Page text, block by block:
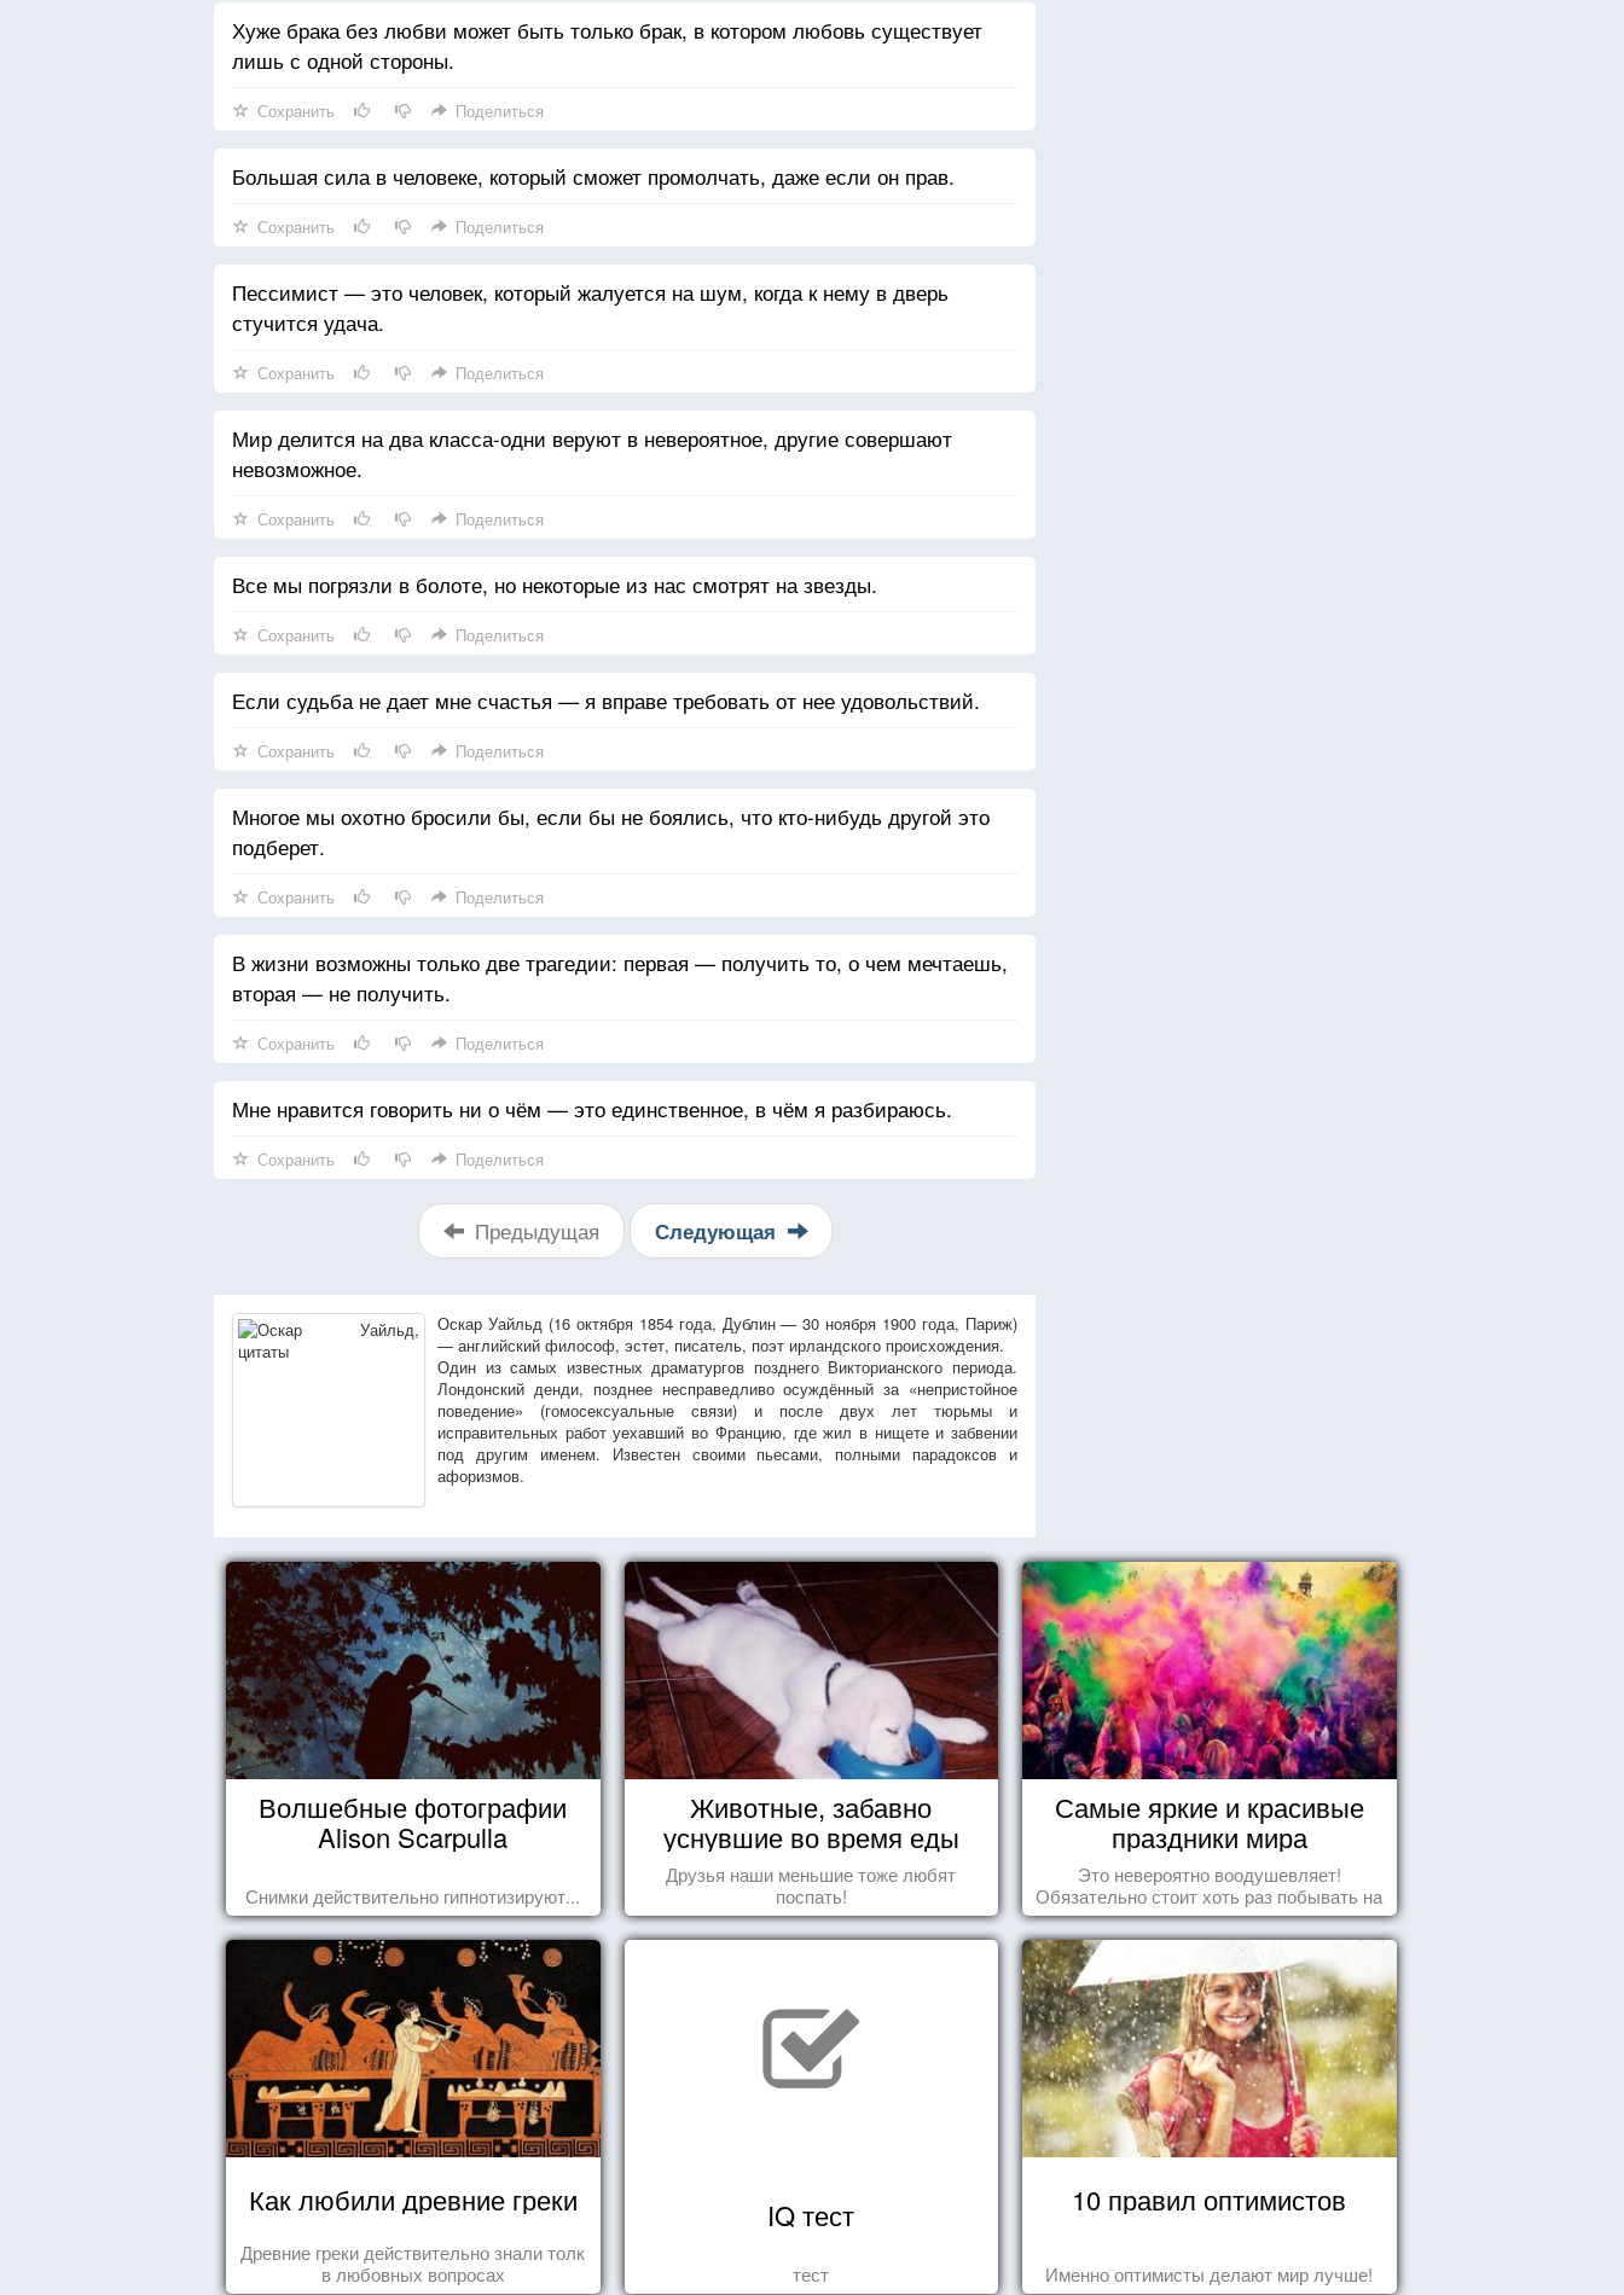
Хуже брака без любви может быть только брак, в котором любовь существует
лишь с одной стороны.
Сохранить Поделиться
Большая сила в человеке, который сможет промолчать, даже если он прав.
Сохранить Поделиться
Пессимист — это человек, который жалуется на шум, когда к нему в дверь
стучится удача.
Сохранить Поделиться
Мир делится на два класса-одни веруют в невероятное, другие совершают
невозможное.
Сохранить Поделиться
Все мы погрязли в болоте, но некоторые из нас смотрят на звезды.
Сохранить Поделиться
Если судьба не дает мне счастья — я вправе требовать от нее удовольствий.
Сохранить Поделиться
Многое мы охотно бросили бы, если бы не боялись, что кто-нибудь другой это
подберет.
Сохранить Поделиться
В жизни возможны только две трагедии: первая — получить то, о чем мечтаешь,
вторая — не получить.
Сохранить Поделиться
Мне нравится говорить ни о чём — это единственное, в чём я разбираюсь.
Сохранить Поделиться
Предыдущая Следующая
Оскар Уайльд (16 октября 1854 года, Дублин — 30 ноября 1900 года, Париж)
— английский философ, эстет, писатель, поэт ирландского происхождения.
Один из самых известных драматургов позднего Викторианского периода.
Лондонский денди, позднее несправедливо осуждённый за «непристойное
поведение» (гомосексуальные связи) и после двух лет тюрьмы и
исправительных работ уехавший во Францию, где жил в нищете и забвении
под другим именем. Известен своими пьесами, полными парадоксов и
афоризмов.
Волшебные фотографии
Alison Scarpulla
Снимки действительно гипнотизируют...
Животные, забавно
уснувшие во время еды
Друзья наши меньшие тоже любят
поспать!
Самые яркие и красивые
праздники мира
Это невероятно воодушевляет!
Обязательно стоит хоть раз побывать на
подобных мероприятиях и получить
массу впечатлений!
Как любили древние греки
Древние греки действительно знали толк
в любовных вопросах
IQ тест
тест
10 правил оптимистов
Именно оптимисты делают мир лучше!